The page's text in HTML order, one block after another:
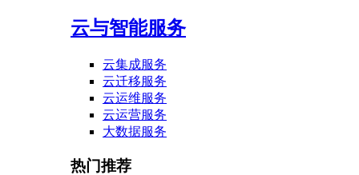
云与智能服务
云集成服务
云迁移服务
云运维服务
云运营服务
大数据服务
热门推荐